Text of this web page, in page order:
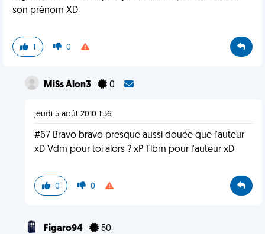
son prénom XD
1 0
MiSs Alon3 0
jeudi 5 août 2010 1:36
#67 Bravo bravo presque aussi douée que l'auteur
xD Vdm pour toi alors ? xP Tlbm pour l'auteur xD
0 0
Figaro94 50